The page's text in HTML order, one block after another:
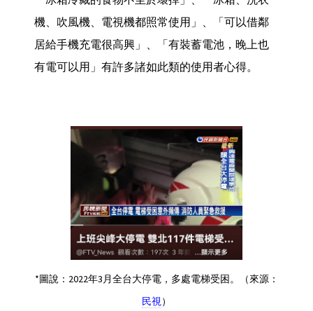
機、吹風機、電視機都照常使用」、「可以借鄰
居給手機充電很高興」、「有裝蓄電池，晚上也
有電可以用」有許多諸如此類的使用者心得。
*圖說：2022年3月全台大停電，多處電梯受困。（來源：
民視）